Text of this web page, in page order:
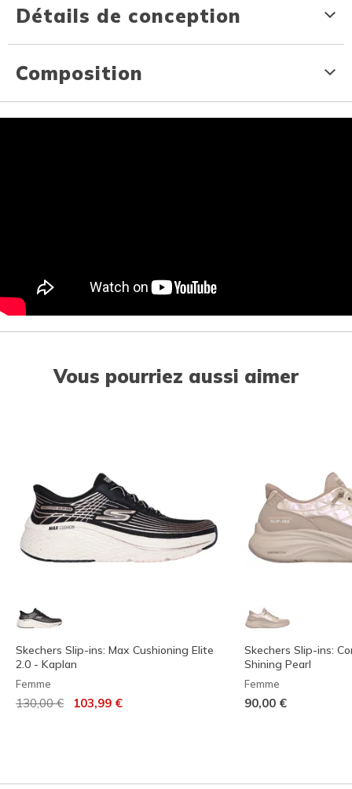
Détails de conception
Composition
Vous pourriez aussi aimer
Skechers Slip-ins: Max Cushioning Elite
2.0 - Kaplan
Femme
Prix réduit de
130,00 € 103,99 €
Skechers Slip-ins:
Shining Pearl
Femme
90,00 €